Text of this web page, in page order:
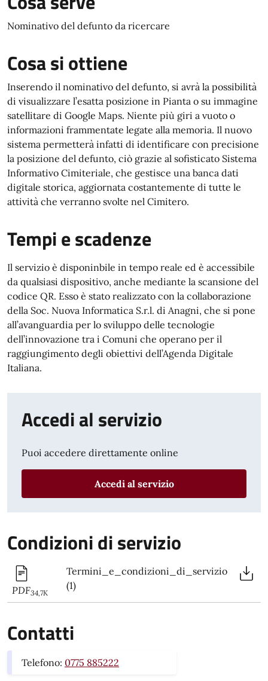
Nominativo del defunto da ricercare
Cosa si ottiene
Inserendo il nominativo del defunto, si avrà la possibilità
di visualizzare l’esatta posizione in Pianta o su immagine
satellitare di Google Maps. Niente più giri a vuoto o
informazioni frammentate legate alla memoria. Il nuovo
sistema permetterà infatti di identificare con precisione
la posizione del defunto, ciò grazie al sofisticato Sistema
Informativo Cimiteriale, che gestisce una banca dati
digitale storica, aggiornata costantemente di tutte le
attività che verranno svolte nel Cimitero.
Tempi e scadenze
Il servizio è disponinbile in tempo reale ed è accessibile
da qualsiasi dispositivo, anche mediante la scansione del
codice QR. Esso è stato realizzato con la collaborazione
della Soc. Nuova Informatica S.r.l. di Anagni, che si pone
all’avanguardia per lo sviluppo delle tecnologie
dell’innovazione tra i Comuni che operano per il
raggiungimento degli obiettivi dell’Agenda Digitale
Italiana.
Accedi al servizio
Puoi accedere direttamente online
Accedi al servizio
Condizioni di servizio
PDF34,7K
Termini_e_condizioni_di_servizio
(1)
Contatti
Telefono: 0775 885222